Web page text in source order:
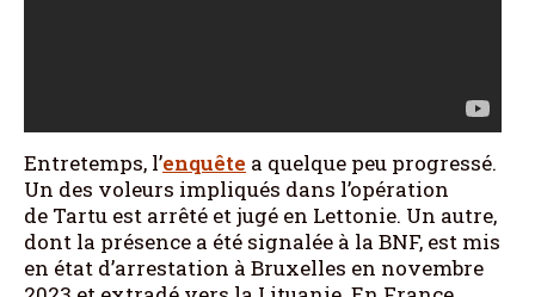
Entretemps, l’enquête a quelque peu progressé.
Un des voleurs impliqués dans l’opération
de Tartu est arrêté et jugé en Lettonie. Un autre,
dont la présence a été signalée à la BNF, est mis
en état d’arrestation à Bruxelles en novembre